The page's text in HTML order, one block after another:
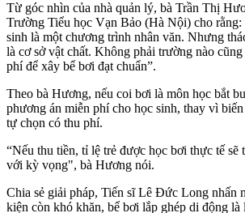
Từ góc nhìn của nhà quản lý, bà Trần Thị
Trường Tiểu học Vạn Bảo (Hà Nội) cho
sinh là một chương trình nhân văn. Nhưng
là cơ sở vật chất. Không phải trường nào
phí để xây bể bơi đạt chuẩn”.
Theo bà Hương, nếu coi bơi là môn học bắt
phương án miễn phí cho học sinh, thay vì
tự chọn có thu phí.
“Nếu thu tiền, tỉ lệ trẻ được học bơi thực tế sẽ
với kỳ vọng", bà Hương nói.
Chia sẻ giải pháp, Tiến sĩ Lê Đức Long nhấn
kiện còn khó khăn, bể bơi lắp ghép di động là